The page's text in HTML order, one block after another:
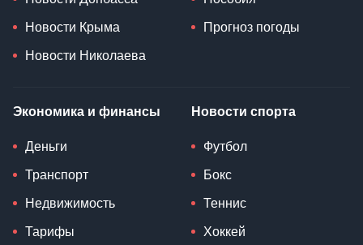
Новости Крыма
Новости Николаева
Прогноз погоды
Экономика и финансы
Деньги
Транспорт
Недвижимость
Тарифы
Новости спорта
Футбол
Бокс
Теннис
Хоккей